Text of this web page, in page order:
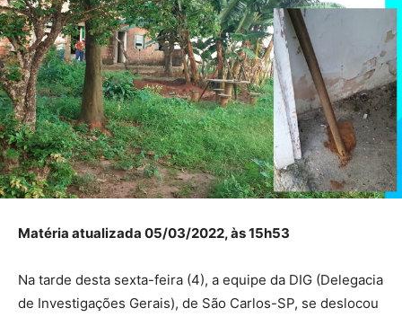
Matéria atualizada 05/03/2022, às 15h53
Na tarde desta sexta-feira (4), a equipe da DIG (Delegacia
de Investigações Gerais), de São Carlos-SP, se deslocou